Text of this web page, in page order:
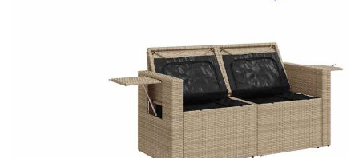
поддръжка.Здрава и стабилна рамка: Прахово
боядисаната стоманена рамка е здрава,
стабилна, издръжлива и устойчива на корозия и
неблагоприятни атмосферни условия, което
гарантира дълготрайна експлоатация. Добре е
да се знае:За да сте сигурни, че вашите външни
мебели ще останат красиви, ви препоръчваме да
ги защитите с водоустойчиво покривало.